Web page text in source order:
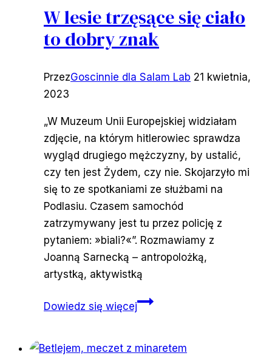
W lesie trzęsące się ciało
to dobry znak
PrzezGoscinnie dla Salam Lab 21 kwietnia,
2023
„W Muzeum Unii Europejskiej widziałam
zdjęcie, na którym hitlerowiec sprawdza
wygląd drugiego mężczyzny, by ustalić,
czy ten jest Żydem, czy nie. Skojarzyło mi
się to ze spotkaniami ze służbami na
Podlasiu. Czasem samochód
zatrzymywany jest tu przez policję z
pytaniem: »biali?«”. Rozmawiamy z
Joanną Sarnecką – antropolożką,
artystką, aktywistką
Dowiedz się więcejW
się